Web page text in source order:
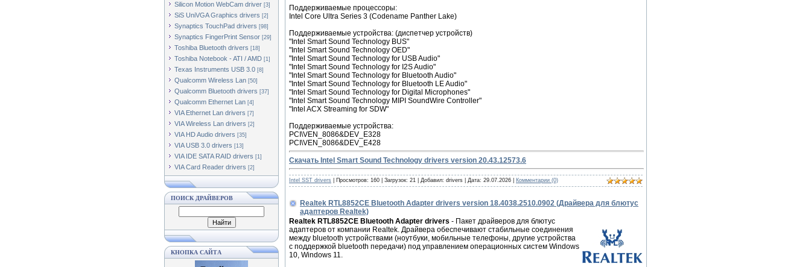
Silicon Motion WebCam driver [3]
SiS UniVGA Graphics drivers [2]
Synaptics TouchPad drivers [98]
Synaptics FingerPrint Sensor [29]
Toshiba Bluetooth drivers [18]
Toshiba Notebook - ATI / AMD [1]
Texas Instruments USB 3.0 [8]
Qualcomm Wireless Lan [50]
Qualcomm Bluetooth drivers [37]
Qualcomm Ethernet Lan [4]
VIA Ethernet Lan drivers [7]
VIA Wireless Lan drivers [2]
VIA HD Audio drivers [35]
VIA USB 3.0 drivers [13]
VIA IDE SATA RAID drivers [1]
VIA Card Reader drivers [2]
ПОИСК ДРАЙВЕРОВ
КНОПКА САЙТА
Поддерживаемые процессоры:
Intel Core Ultra Series 3 (Codename Panther Lake)
Поддерживаемые устройства: (диспетчер устройств)
"Intel Smart Sound Technology BUS"
"Intel Smart Sound Technology OED"
"Intel Smart Sound Technology for USB Audio"
"Intel Smart Sound Technology for I2S Audio"
"Intel Smart Sound Technology for Bluetooth Audio"
"Intel Smart Sound Technology for Bluetooth LE Audio"
"Intel Smart Sound Technology for Digital Microphones"
"Intel Smart Sound Technology MIPI SoundWire Controller"
"Intel ACX Streaming for SDW"
Поддерживаемые устройства:
PCI\VEN_8086&DEV_E328
PCI\VEN_8086&DEV_E428
Скачать Intel Smart Sound Technology drivers version 20.43.12573.6
Intel SST drivers Просмотров: 160 Загрузок: 21 Добавил: drivers Дата: 29.07.2026 Комментарии (0)
Realtek RTL8852CE Bluetooth Adapter drivers version 18.4038.2510.0902 (Драйвера для блютус
адаптеров Realtek)
Realtek RTL8852CE Bluetooth Adapter drivers - Пакет драйверов для блютус
адаптеров от компании Realtek. Драйвера обеспечивают стабильные соединения
между bluetooth устройствами (ноутбуки, мобильные телефоны, другие устройства
с поддержкой bluetooth передачи) под управлением операционных систем Windows
10, Windows 11.